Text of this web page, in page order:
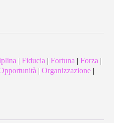
|Fiducia |Fortuna |Forza |
|Organizzazione |